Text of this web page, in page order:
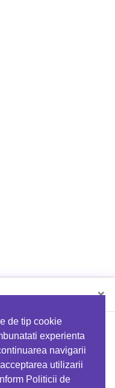
de tip cookie
experienta
navigarii
utilizarii
Politicii de
×
folosind codul